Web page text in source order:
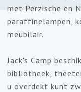
met Perzische en
paraffinelampen,
meubilair.
Jack's Camp
bibliotheek,
u overdekt kunt